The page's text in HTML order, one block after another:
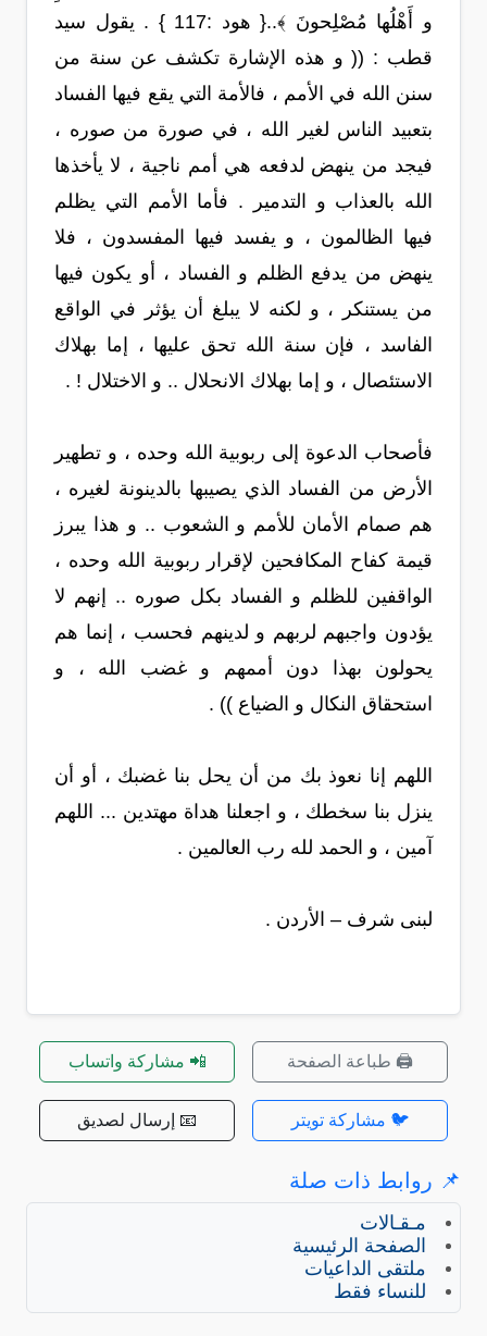
و أَهْلُها مُصْلِحونَ ﴾..{ هود :117 } . يقول سيد
قطب : (( و هذه الإشارة تكشف عن سنة من
سنن الله في الأمم ، فالأمة التي يقع فيها الفساد
بتعبيد الناس لغير الله ، في صورة من صوره ،
فيجد من ينهض لدفعه هي أمم ناجية ، لا يأخذها
الله بالعذاب و التدمير . فأما الأمم التي يظلم
فيها الظالمون ، و يفسد فيها المفسدون ، فلا
ينهض من يدفع الظلم و الفساد ، أو يكون فيها
من يستنكر ، و لكنه لا يبلغ أن يؤثر في الواقع
الفاسد ، فإن سنة الله تحق عليها ، إما بهلاك
الاستئصال ، و إما بهلاك الانحلال .. و الاختلال ! .
فأصحاب الدعوة إلى ربوبية الله وحده ، و تطهير
الأرض من الفساد الذي يصيبها بالدينونة لغيره ،
هم صمام الأمان للأمم و الشعوب .. و هذا يبرز
قيمة كفاح المكافحين لإقرار ربوبية الله وحده ،
الواقفين للظلم و الفساد بكل صوره .. إنهم لا
يؤدون واجبهم لربهم و لدينهم فحسب ، إنما هم
يحولون بهذا دون أممهم و غضب الله ، و
استحقاق النكال و الضياع )) .
اللهم إنا نعوذ بك من أن يحل بنا غضبك ، أو أن
ينزل بنا سخطك ، و اجعلنا هداة مهتدين ... اللهم
آمين ، و الحمد لله رب العالمين .
لبنى شرف – الأردن .
🖨️ طباعة الصفحة 📲 مشاركة واتساب
🐦 مشاركة تويتر 📧 إرسال لصديق
📌 روابط ذات صلة
مـقـالات
الصفحة الرئيسية
ملتقى الداعيات
للنساء فقط